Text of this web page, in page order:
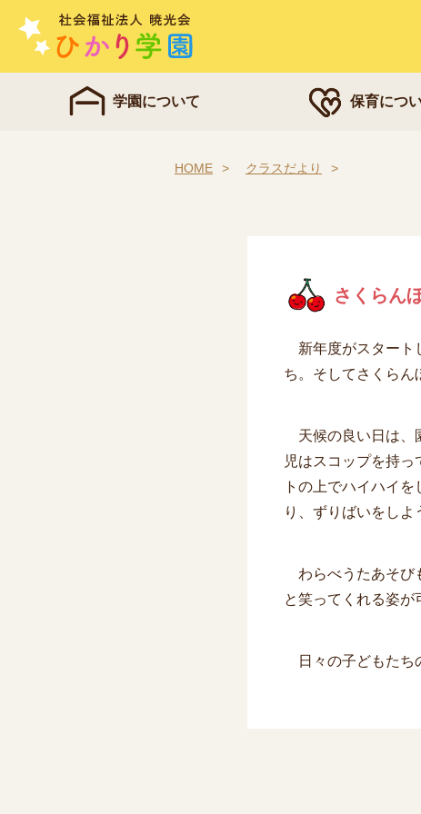
学園について 保育につ
HOME クラスだより
さくらん
新年度がスタート
ち。そしてさくらん
天候の良い日は、
児はスコップを持
トの上でハイハイ
り、ずりばいをしよ
わらべうたあそび
と笑ってくれる姿が
日々の子どもたち